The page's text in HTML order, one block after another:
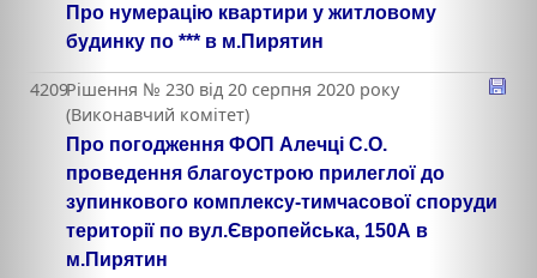
Про нумерацію квартири у житловому
будинку по *** в м.Пирятин
4209Рішення № 230 від 20 серпня 2020 року
(Виконавчий комітет)
Про погодження ФОП Алечці С.О.
проведення благоустрою прилеглої до
зупинкового комплексу-тимчасової споруди
території по вул.Європейська, 150А в
м.Пирятин